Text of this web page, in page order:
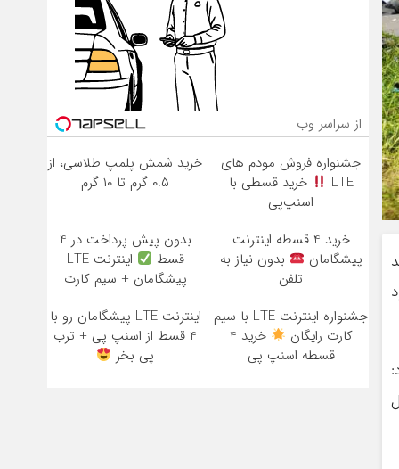
از سراسر وب
جشنواره فروش مودم های
LTE
خرید قسطی با
اسنپ‌پی
خرید شمش پلمپ طلاسی، از
۰.۵ گرم تا ۱۰ گرم
خرید 4 قسطه اینترنت
پیشگامان
بدون نیاز به
تلفن
بدون پیش پرداخت در 4
قسط
اینترنت LTE
پیشگامان + سیم کارت
جشنواره اینترنت LTE با سیم
کارت رایگان
خرید 4
قسطه اسنپ پی
اینترنت LTE پیشگامان رو با
4 قسط از اسنپ پی + ترب
پی بخر